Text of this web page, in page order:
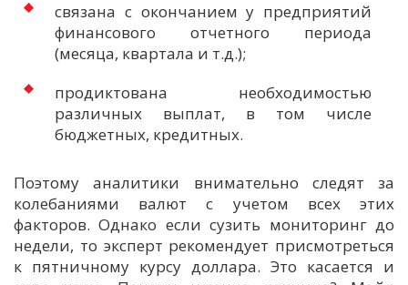
связана с окончанием у предприятий
финансового отчетного периода
(месяца, квартала и т.д.);
продиктована необходимостью
различных выплат, в том числе
бюджетных, кредитных.
Поэтому аналитики внимательно следят за
колебаниями валют с учетом всех этих
факторов. Однако если сузить мониторинг до
недели, то эксперт рекомендует присмотреться
к пятничному курсу доллара. Это касается и